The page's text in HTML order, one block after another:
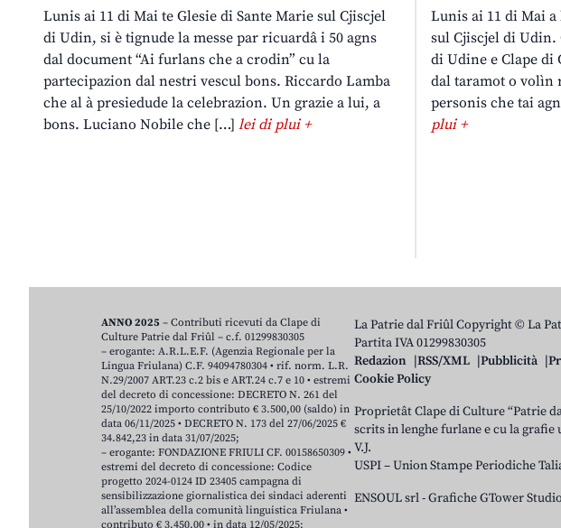
Lunis ai 11 di Mai te Glesie di Sante Marie sul Cjiscjel
di Udin, si è tignude la messe par ricuardâ i 50 agns
dal document “Ai furlans che a crodin” cu la
partecipazion dal nestri vescul bons. Riccardo Lamba
che al à presiedude la celebrazion. Un grazie a lui, a
bons. Luciano Nobile che […] lei di plui +
Lunis ai 11 di Mai a
sul Cjiscjel di
di Udine e Clape di
dal taramot o volìn
personis che tai
plui +
La Patrie dal Friûl Copyright © La
Partita IVA 01299830305
Redazion
RSS/XML Pubblicità
Cookie Policy
Proprietât Clape di Culture “Patrie
scrits in lenghe furlane e cu la grafie
V.J.
USPI – Union Stampe Periodiche
ENSOUL srl-Grafiche GTower Studio
ANNO 2025 – Contributi ricevuti da Clape di
Culture Patrie dal Friûl – c.f. 01299830305
– erogante: A.R.L.E.F. (Agenzia Regionale per la
Lingua Friulana) C.F. 94094780304 • rif. norm. L.R.
N.29/2007 ART.23 c.2 bis e ART.24 c.7 e 10 • estremi
del decreto di concessione: DECRETO N. 261 del
25/10/2022 importo contributo € 3.500,00 (saldo) in
data 06/11/2025 • DECRETO N. 173 del 27/06/2025 €
34.842,23 in data 31/07/2025;
– erogante: FONDAZIONE FRIULI CF. 00158650309 •
estremi del decreto di concessione: Codice
progetto 2024-0124 ID 23405 campagna di
sensibilizzazione giornalistica dei sindaci aderenti
all’assemblea della comunità linguistica Friulana •
contributo € 3.450,00 • in data 12/05/2025;